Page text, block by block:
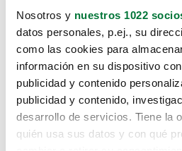
Nosotros y nuestros 1022
datos personales, p.ej., su
como las cookies para
información en su dispositivo
publicidad y contenido
publicidad y contenido,
desarrollo de servicios. Tiene la
quién usa sus datos y con qué
Lo sentimos, no
te hemos traido
Pero puedes encontrar el
buscando en alguno de estos